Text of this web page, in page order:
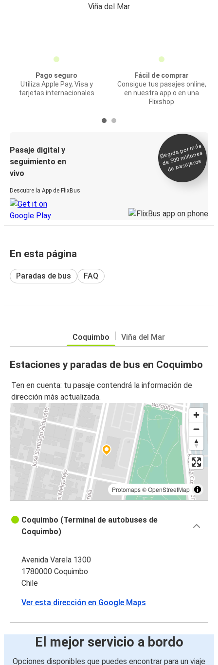
Viña del Mar
Pago seguro
Utiliza Apple Pay, Visa y
tarjetas internacionales
Fácil de comprar
Consigue tus pasajes online,
en nuestra app o en una
Flixshop
Pasaje digital y
seguimiento en
vivo
Descubre la App de FlixBus
Elegida por
más
de 500
millones
de pasajeros
En esta página
Paradas de bus FAQ
Coquimbo Viña del Mar
Estaciones y paradas de bus en Coquimbo
Ten en cuenta: tu pasaje contendrá la información de
dirección más actualizada.
Protomaps©OpenStreetMap
Coquimbo (Terminal de autobuses de
Coquimbo)
Avenida Varela 1300
1780000 Coquimbo
Chile
Ver esta dirección en Google Maps
El mejor servicio a bordo
Opciones disponibles que puedes encontrar para un viaje